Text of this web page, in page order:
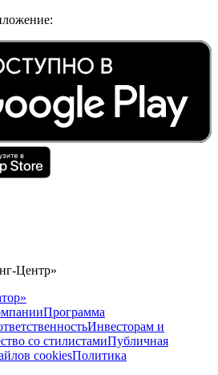
Центр»
Программа
Инвесторам и
со стилистамиПубличная
cookiesПолитика